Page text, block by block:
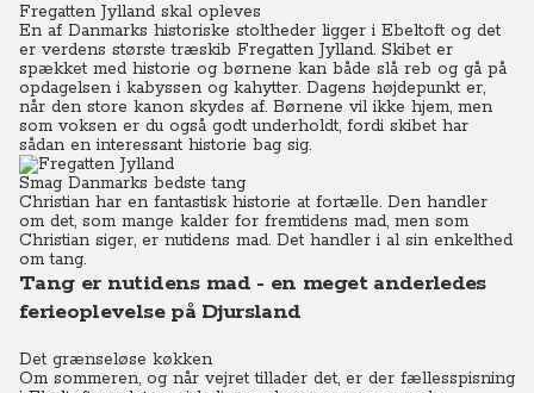
Fregatten Jylland skal opleves
En af Danmarks historiske stoltheder ligger i Ebeltoft og det
er verdens største træskib Fregatten Jylland. Skibet er
spækket med historie og børnene kan både slå reb og gå på
opdagelsen i kabyssen og kahytter. Dagens højdepunkt er,
når den store kanon skydes af. Børnene vil ikke hjem, men
som voksen er du også godt underholdt, fordi skibet har
sådan en interessant historie bag sig.
Smag Danmarks bedste tang
Christian har en fantastisk historie at fortælle. Den handler
om det, som mange kalder for fremtidens mad, men som
Christian siger, er nutidens mad. Det handler i al sin enkelthed
om tang.
Tang er nutidens mad - en meget anderledes
ferieoplevelse på Djursland
Det grænseløse køkken
Om sommeren, og når vejret tillader det, er der fællesspisning